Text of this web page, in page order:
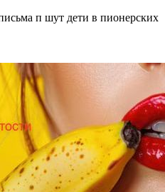
п шут дети в пионерских